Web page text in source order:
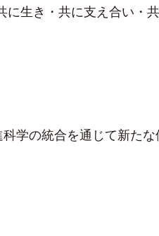
に生き・共に支え合い・
学の統合を通じて新たな